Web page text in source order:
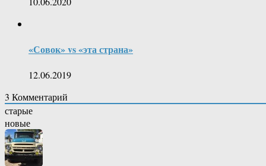
«Совок» vs «эта страна»
12.06.2019
3 Комментарий
старые
новые